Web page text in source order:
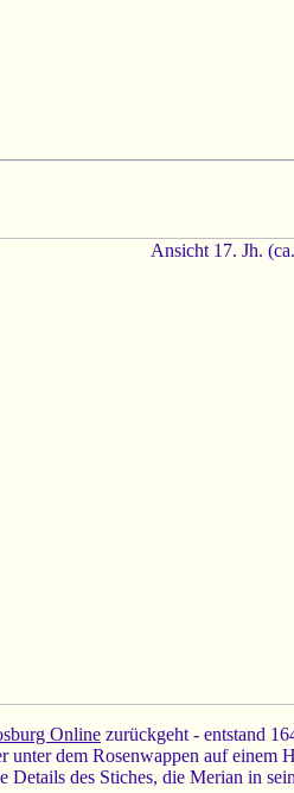
Online zurückgeht - entstand
dem Rosenwappen auf
des Stiches, die Merian in